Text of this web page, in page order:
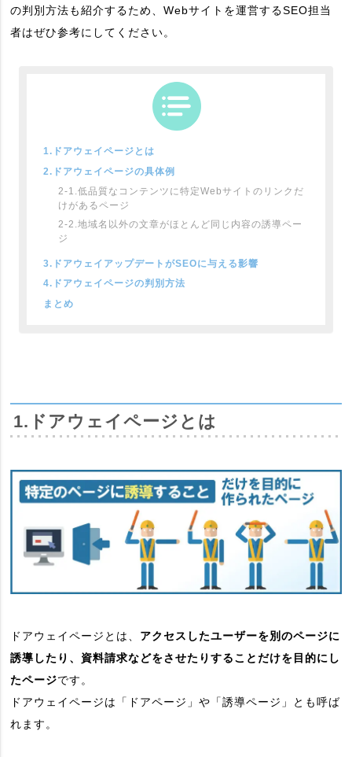
の判別方法も紹介するため、Webサイトを運営するSEO担当
者はぜひ参考にしてください。
1.ドアウェイページとは
2.ドアウェイページの具体例
2-1.低品質なコンテンツに特定Webサイトのリンクだ
けがあるページ
2-2.地域名以外の文章がほとんど同じ内容の誘導ペー
ジ
3.ドアウェイアップデートがSEOに与える影響
4.ドアウェイページの判別方法
まとめ
1.ドアウェイページとは
ドアウェイページとは、 アクセスしたユーザーを別のページに
誘導したり、資料請求などをさせたりすることだけを目的にし
たページです。
ドアウェイページは「ドアページ」や「誘導ページ」とも呼ば
れます。